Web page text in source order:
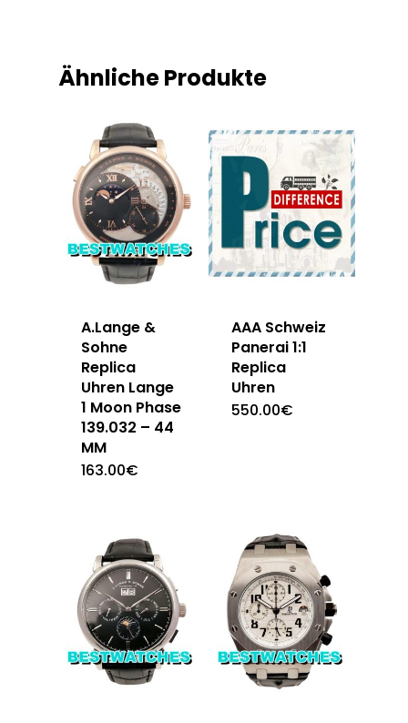
Ähnliche Produkte
A.Lange &
Sohne
Replica
Uhren Lange
1 Moon Phase
139.032 – 44
MM
163.00€
AAA Schweiz
Panerai 1:1
Replica
Uhren
550.00€